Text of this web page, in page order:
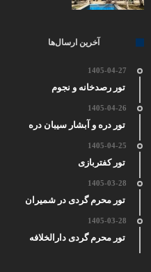
آخرین ارسال‌ها
1405-04-27
تور رصدخانه و نجوم
1405-04-26
تور دره و آبشار سیبان دره
1405-04-25
تور کفتربازی
1405-03-28
تور محرم گردی در شمیران
1405-03-28
تور محرم گردی دارالخلافه